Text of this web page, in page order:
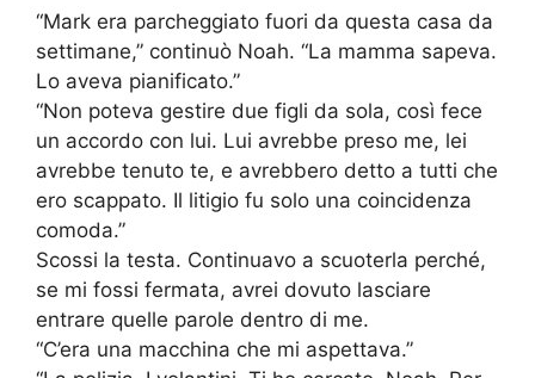
“Mark era parcheggiato fuori da questa casa da
settimane,” continuò Noah. “La mamma sapeva.
Lo aveva pianificato.”
“Non poteva gestire due figli da sola, così fece
un accordo con lui. Lui avrebbe preso me, lei
avrebbe tenuto te, e avrebbero detto a tutti che
ero scappato. Il litigio fu solo una coincidenza
comoda.”
Scossi la testa. Continuavo a scuoterla perché,
se mi fossi fermata, avrei dovuto lasciare
entrare quelle parole dentro di me.
“C’era una macchina che mi aspettava.”